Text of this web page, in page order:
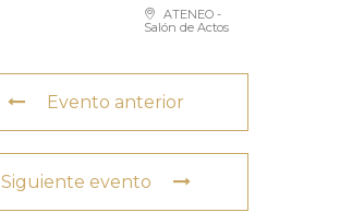
ATENEO -
Salón de Actos
Evento anterior
Siguiente evento